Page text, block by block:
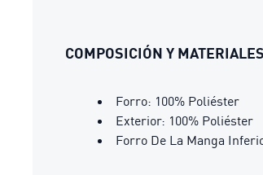
COMPOSICIÓN Y MATERIALES
Forro: 100% Poliéster
Exterior: 100% Poliéster
Forro De La Manga